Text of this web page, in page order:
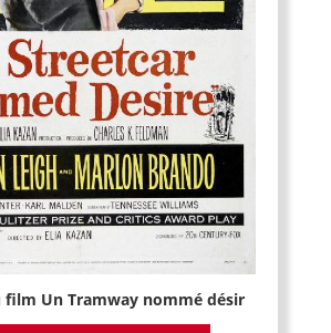
film Un Tramway nommé désir